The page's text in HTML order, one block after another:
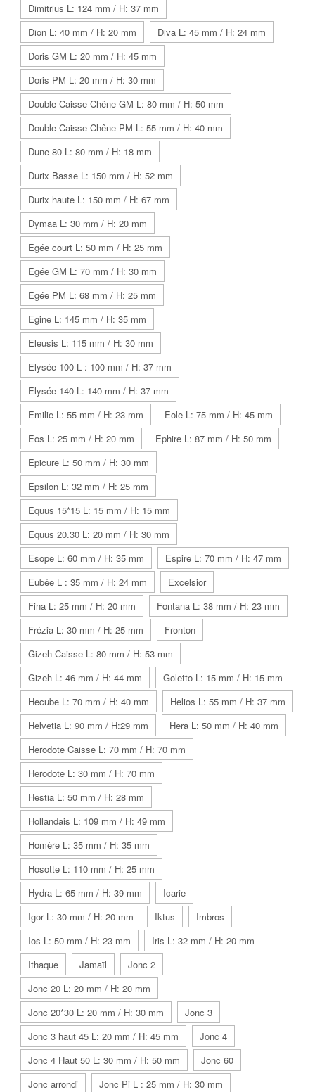
Dimitrius L: 124 mm / H: 37 mm
Dion L: 40 mm / H: 20 mm
Diva L: 45 mm / H: 24 mm
Doris GM L: 20 mm / H: 45 mm
Doris PM L: 20 mm / H: 30 mm
Double Caisse Chêne GM L: 80 mm / H: 50 mm
Double Caisse Chêne PM L: 55 mm / H: 40 mm
Dune 80 L: 80 mm / H: 18 mm
Durix Basse L: 150 mm / H: 52 mm
Durix haute L: 150 mm / H: 67 mm
Dymaa L: 30 mm / H: 20 mm
Egée court L: 50 mm / H: 25 mm
Egée GM L: 70 mm / H: 30 mm
Egée PM L: 68 mm / H: 25 mm
Egine L: 145 mm / H: 35 mm
Eleusis L: 115 mm / H: 30 mm
Elysée 100 L : 100 mm / H: 37 mm
Elysée 140 L: 140 mm / H: 37 mm
Emilie L: 55 mm / H: 23 mm
Eole L: 75 mm / H: 45 mm
Eos L: 25 mm / H: 20 mm
Ephire L: 87 mm / H: 50 mm
Epicure L: 50 mm / H: 30 mm
Epsilon L: 32 mm / H: 25 mm
Equus 15*15 L: 15 mm / H: 15 mm
Equus 20.30 L: 20 mm / H: 30 mm
Esope L: 60 mm / H: 35 mm
Espire L: 70 mm / H: 47 mm
Eubée L : 35 mm / H: 24 mm
Excelsior
Fina L: 25 mm / H: 20 mm
Fontana L: 38 mm / H: 23 mm
Frézia L: 30 mm / H: 25 mm
Fronton
Gizeh Caisse L: 80 mm / H: 53 mm
Gizeh L: 46 mm / H: 44 mm
Goletto L: 15 mm / H: 15 mm
Hecube L: 70 mm / H: 40 mm
Helios L: 55 mm / H: 37 mm
Helvetia L: 90 mm / H:29 mm
Hera L: 50 mm / H: 40 mm
Herodote Caisse L: 70 mm / H: 70 mm
Herodote L: 30 mm / H: 70 mm
Hestia L: 50 mm / H: 28 mm
Hollandais L: 109 mm / H: 49 mm
Homère L: 35 mm / H: 35 mm
Hosotte L: 110 mm / H: 25 mm
Hydra L: 65 mm / H: 39 mm
Icarie
Igor L: 30 mm / H: 20 mm
Iktus
Imbros
Ios L: 50 mm / H: 23 mm
Iris L: 32 mm / H: 20 mm
Ithaque
Jamaïl
Jonc 2
Jonc 20 L: 20 mm / H: 20 mm
Jonc 20*30 L: 20 mm / H: 30 mm
Jonc 3
Jonc 3 haut 45 L: 20 mm / H: 45 mm
Jonc 4
Jonc 4 Haut 50 L: 30 mm / H: 50 mm
Jonc 60
Jonc arrondi
Jonc Pi L : 25 mm / H: 30 mm